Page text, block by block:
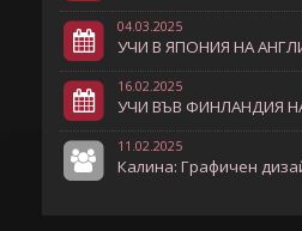
04.03.2025
УЧИ В ЯПОНИЯ НА
16.02.2025
УЧИ ВЪВ ФИНЛАНДИЯ
11.02.2025
Калина: Графичен